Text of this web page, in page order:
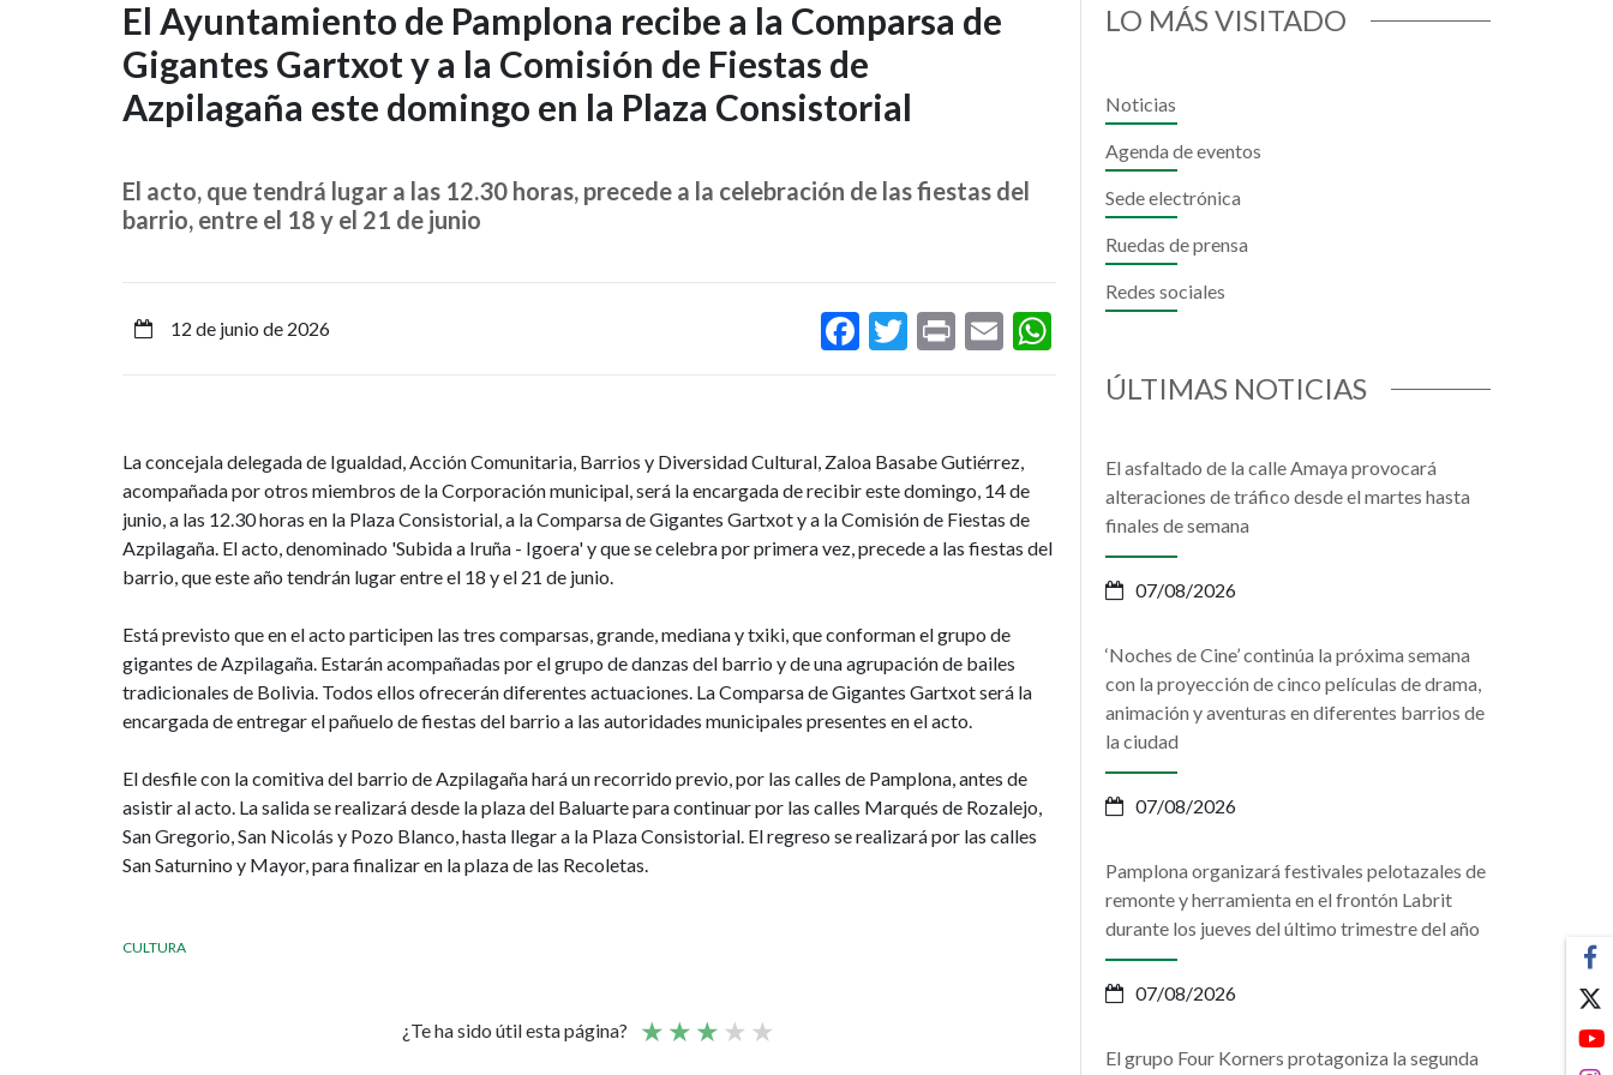
El
Ayuntamiento
de
Pamplona
recibe
la
Gigantes
Gartxot
y
a
la
Comisión
de
Fiestas
Azpilagaña
El Ayuntamiento de Pamplona recibe a la Comparsa de
Gigantes Gartxot y a la Comisión de Fiestas de
Azpilagaña este domingo en la Plaza Consistorial
El acto, que tendrá lugar a las 12.30 horas, precede a la celebración de las fiestas del
barrio, entre el 18 y el 21 de junio
12 de junio de 2026 Facebook
Twitter
PrintEmailWhatsApp
La concejala delegada de Igualdad, Acción Comunitaria, Barrios y Diversidad Cultural, Zaloa Basabe Gutiérrez,
acompañada por otros miembros de la Corporación municipal, será la encargada de recibir este domingo, 14 de
junio, a las 12.30 horas en la Plaza Consistorial, a la Comparsa de Gigantes Gartxot y a la Comisión de Fiestas de
Azpilagaña. El acto, denominado 'Subida a Iruña - Igoera' y que se celebra por primera vez, precede a las fiestas del
barrio, que este año tendrán lugar entre el 18 y el 21 de junio.
Está previsto que en el acto participen las tres comparsas, grande, mediana y txiki, que conforman el grupo de
gigantes de Azpilagaña. Estarán acompañadas por el grupo de danzas del barrio y de una agrupación de bailes
tradicionales de Bolivia. Todos ellos ofrecerán diferentes actuaciones. La Comparsa de Gigantes Gartxot será la
encargada de entregar el pañuelo de fiestas del barrio a las autoridades municipales presentes en el acto.
El desfile con la comitiva del barrio de Azpilagaña hará un recorrido previo, por las calles de Pamplona, antes de
asistir al acto. La salida se realizará desde la plaza del Baluarte para continuar por las calles Marqués de Rozalejo,
San Gregorio, San Nicolás y Pozo Blanco, hasta llegar a la Plaza Consistorial. El regreso se realizará por las calles
San Saturnino y Mayor, para finalizar en la plaza de las Recoletas.
CULTURA
¿Te ha sido útil esta página?
LO MÁS VISITADO
Noticias
Agenda de eventos
Sede electrónica
Ruedas de prensa
Redes sociales
ÚLTIMAS NOTICIAS
El asfaltado de la calle Amaya provocará
alteraciones de tráfico desde el martes hasta
finales de semana
07/08/2026
‘Noches de Cine’ continúa la próxima semana
con la proyección de cinco películas de drama,
animación y aventuras en diferentes barrios de
la ciudad
07/08/2026
Pamplona organizará festivales pelotazales de
remonte y herramienta en el frontón Labrit
durante los jueves del último trimestre del año
07/08/2026
El grupo Four Korners protagoniza la segunda